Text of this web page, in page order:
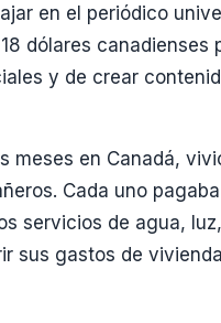
en el periódico
dólares
y de crear
meses en Canadá,
Cada uno
servicios de agua,
sus gastos de